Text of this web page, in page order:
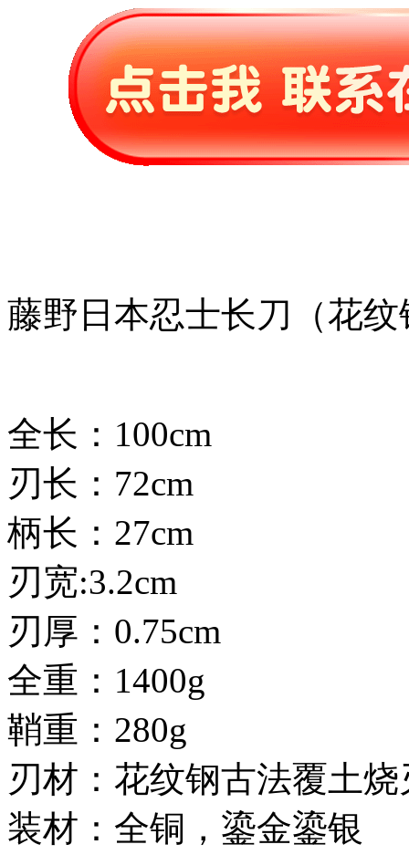
藤野日本忍士长刀（花
全长：100cm
刃长：72cm
柄长：27cm
刃宽:3.2cm
刃厚：0.75cm
全重：1400g
鞘重：280g
刃材：花纹钢古法覆土烧
装材：全铜，鎏金鎏银